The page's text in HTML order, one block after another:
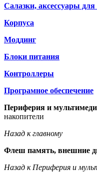
Салазки, аксессуары
Корпуса
Моддинг
Блоки питания
Контроллеры
Програмное обеспечение
Периферия и
накопители
Назад к главному
Флеш память, внешние
Назад к Периферия и